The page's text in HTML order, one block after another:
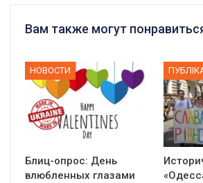
Вам также могут
НОВОСТИ
Блиц-опрос: День
влюбленных глазами